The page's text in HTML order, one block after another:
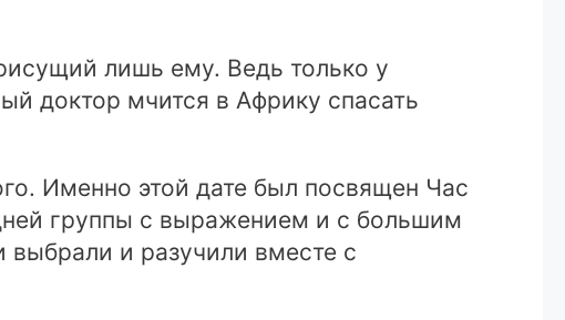
лишь ему. Ведь только у
доктор мчится в Африку спасать
Именно этой дате был посвящен Час
группы с выражением и с большим
выбрали и разучили вместе с